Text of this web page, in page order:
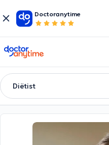
Doctoranytime
doctoranytime
Diëtist